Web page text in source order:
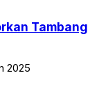
Tambang
2025